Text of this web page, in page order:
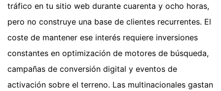
tráfico en tu sitio web durante cuarenta y ocho horas,
pero no construye una base de clientes recurrentes. El
coste de mantener ese interés requiere inversiones
constantes en optimización de motores de búsqueda,
campañas de conversión digital y eventos de
activación sobre el terreno. Las multinacionales gastan